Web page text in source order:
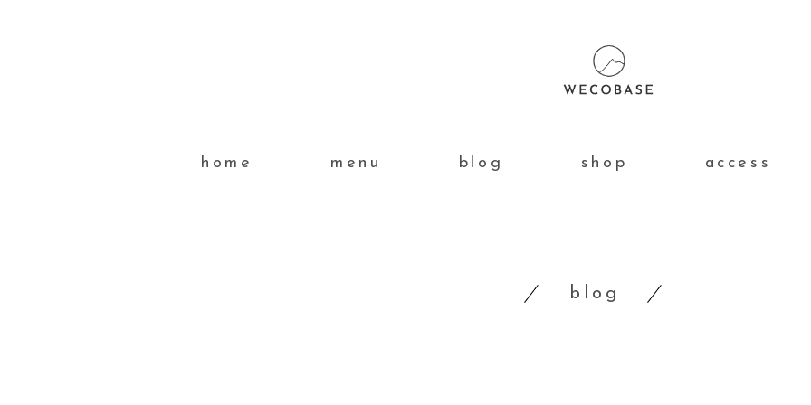
home menu blog shop access
blog